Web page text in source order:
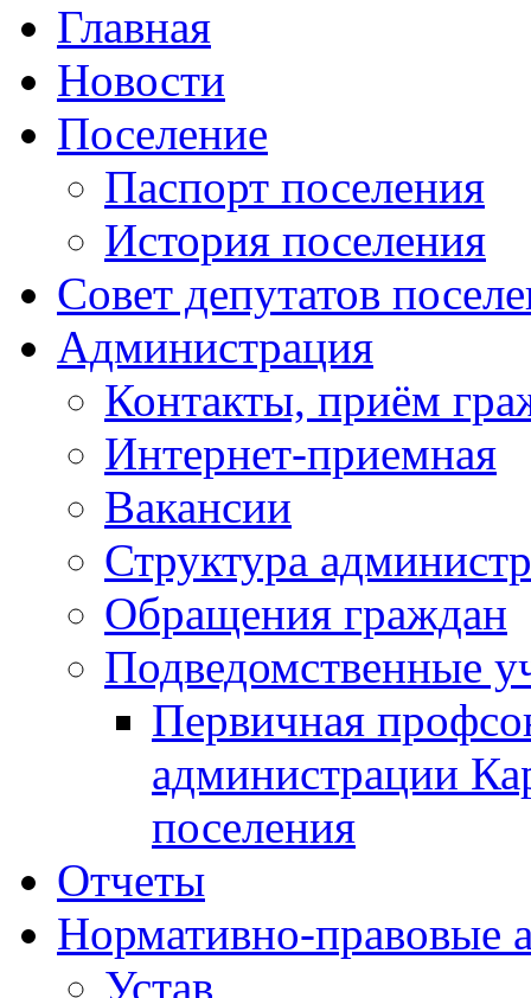
Главная
Новости
Поселение
Паспорт поселения
История поселения
Совет депутатов
Администрация
Контакты, приём
Интернет-приемная
Вакансии
Структура
Обращения граждан
Подведомственные
Первичная
администрации
поселения
Отчеты
Нормативно-правовые
Устав